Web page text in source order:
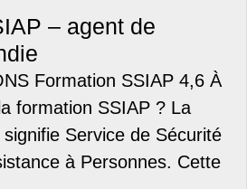
– agent de
Formation SSIAP 4,6 À
formation SSIAP ? La
Service de Sécurité
à Personnes. Cette